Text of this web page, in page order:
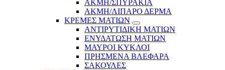
ΑΚΜΗ/ΣΠΥΡΑΚΙΑ
ΑΚΜΗ/ΛΙΠΑΡΟ ΔΕΡΜΑ
ΚΡΕΜΕΣ ΜΑΤΙΩΝ
ΑΝΤΙΡΥΤΙΔΙΚΗ ΜΑΤΙΩΝ
ΕΝΥΔΑΤΩΣΗ ΜΑΤΙΩΝ
ΜΑΥΡΟΙ ΚΥΚΛΟΙ
ΠΡΗΣΜΕΝΑ ΒΛΕΦΑΡΑ
ΣΑΚΟΥΛΕΣ